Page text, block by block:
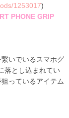
1253017)
PHONE GRIP
いでいるスマホグ
落とし込まれてい
っているアイテム